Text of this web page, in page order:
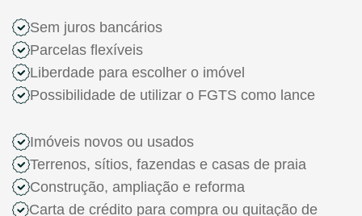
Sem juros bancários
Parcelas flexíveis
Liberdade para escolher o imóvel
Possibilidade de utilizar o FGTS como lance
Imóveis novos ou usados
Terrenos, sítios, fazendas e casas de praia
Construção, ampliação e reforma
Carta de crédito para compra ou quitação de